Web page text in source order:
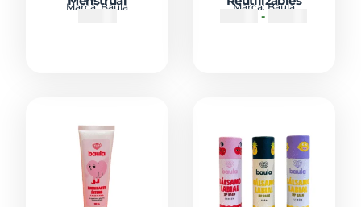
Marca:Baula Marca:Baula
-